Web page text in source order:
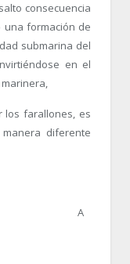
consecuencia
formación de
submarina del
en el
los farallones, es
diferente
A